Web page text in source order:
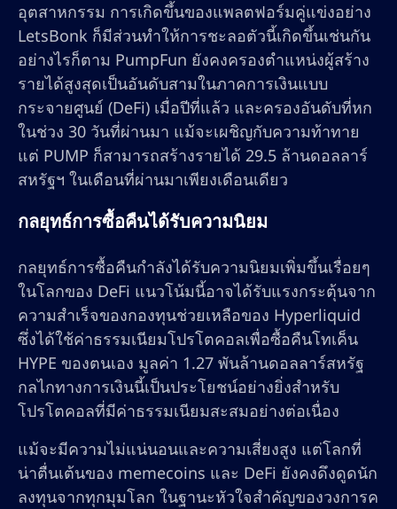
อุตสาหกรรม การเกิดขึ้นของแพลตฟอร์มคู่แข่งอย่าง
LetsBonk ก็มีส่วนทำให้การชะลอตัวนี้เกิดขึ้นเช่นกัน
อย่างไรก็ตาม PumpFun ยังคงครองตำแหน่งผู้สร้าง
รายได้สูงสุดเป็นอันดับสามในภาคการเงินแบบ
กระจายศูนย์ (DeFi) เมื่อปีที่แล้ว และครองอันดับที่หก
ในช่วง 30 วันที่ผ่านมา แม้จะเผชิญกับความท้าทาย
แต่ PUMP ก็สามารถสร้างรายได้ 29.5 ล้านดอลลาร์
สหรัฐฯ ในเดือนที่ผ่านมาเพียงเดือนเดียว
กลยุทธ์การซื้อคืนได้รับความนิยม
กลยุทธ์การซื้อคืนกำลังได้รับความนิยมเพิ่มขึ้นเรื่อยๆ
ในโลกของ DeFi แนวโน้มนี้อาจได้รับแรงกระตุ้นจาก
ความสำเร็จของกองทุนช่วยเหลือของ Hyperliquid
ซึ่งได้ใช้ค่าธรรมเนียมโปรโตคอลเพื่อซื้อคืนโทเค็น
HYPE ของตนเอง มูลค่า 1.27 พันล้านดอลลาร์สหรัฐ
กลไกทางการเงินนี้เป็นประโยชน์อย่างยิ่งสำหรับ
โปรโตคอลที่มีค่าธรรมเนียมสะสมอย่างต่อเนื่อง
แม้จะมีความไม่แน่นอนและความเสี่ยงสูง แต่โลกที่
น่าตื่นเต้นของ memecoins และ DeFi ยังคงดึงดูดนัก
ลงทุนจากทุกมุมโลก ในฐานะหัวใจสำคัญของวงการค